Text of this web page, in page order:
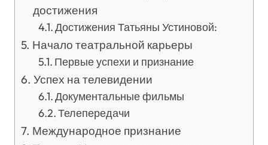
достижения
Достижения Татьяны Устиновой:
Начало театральной карьеры
Первые успехи и признание
Успех на телевидении
Документальные фильмы
Телепередачи
Международное признание